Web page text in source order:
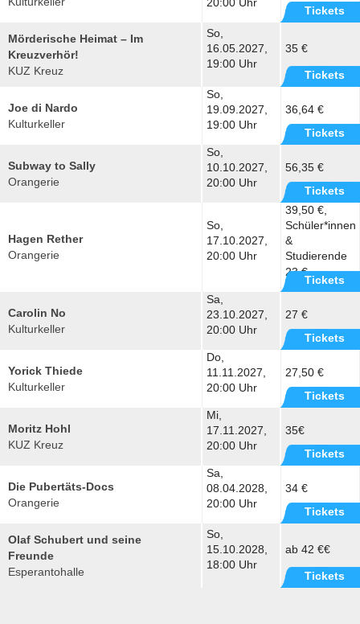
Tickets
Mörderische Heimat – Im
Kreuzverhör!
KUZ Kreuz
So,
16.05.2027,
19:00 Uhr
35 €
Tickets
Joe di Nardo
Kulturkeller
So,
19.09.2027,
19:00 Uhr
36,64 €
Tickets
Subway to Sally
Orangerie
So,
10.10.2027,
20:00 Uhr
56,35 €
Tickets
Hagen Rether
Orangerie
So,
17.10.2027,
20:00 Uhr
39,50 €,
Schüler*innen
&
Studierende
23 €
Tickets
Carolin No
Kulturkeller
Sa,
23.10.2027,
20:00 Uhr
27 €
Tickets
Yorick Thiede
Kulturkeller
Do,
11.11.2027,
20:00 Uhr
27,50 €
Tickets
Moritz Hohl
KUZ Kreuz
Mi,
17.11.2027,
20:00 Uhr
35€
Tickets
Die Pubertäts-Docs
Orangerie
Sa,
08.04.2028,
20:00 Uhr
34 €
Tickets
Olaf Schubert und seine
Freunde
Esperantohalle
So,
15.10.2028,
18:00 Uhr
ab 42 €€
Tickets